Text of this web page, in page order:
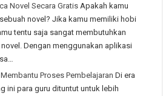
Novel Secara Gratis Apakah kamu
novel? Jika kamu memiliki hobi
tentu saja sangat membutuhkan
Dengan menggunakan aplikasi
Proses Pembelajaran Di era
ini para guru dituntut untuk lebih